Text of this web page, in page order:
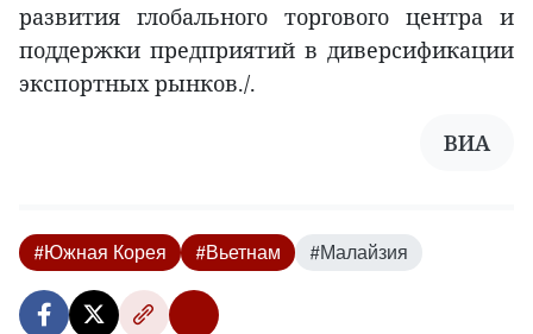
развития глобального торгового центра и
поддержки предприятий в диверсификации
экспортных рынков./.
ВИА
#Южная Корея #Вьетнам #Малайзия